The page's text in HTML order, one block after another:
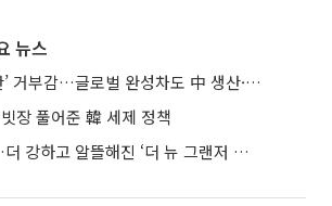
뉴스
무뎌지는 ‘중국산’ 거부감…글로벌 완성차도 中 생산·협력 확대
장 풀어준 韓 세제 정책
효율·AI 더했다…더 강하고 알뜰해진 ‘더 뉴 그랜저 하이브리드’